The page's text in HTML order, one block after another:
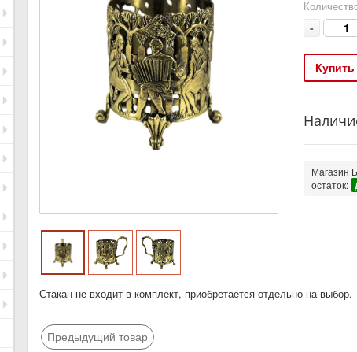
-
Магазин
остаток:
Стакан не входит в комплект, приобретается отдельно на выбор.
Предыдущий товар